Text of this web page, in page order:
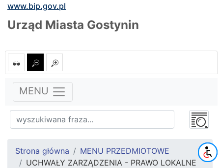
www.bip.gov.pl
Urząd Miasta Gostynin
MENU
Strona główna
MENU PRZEDMIOTOWE
UCHWAŁY ZARZĄDZENIA - PRAWO LOKALNE